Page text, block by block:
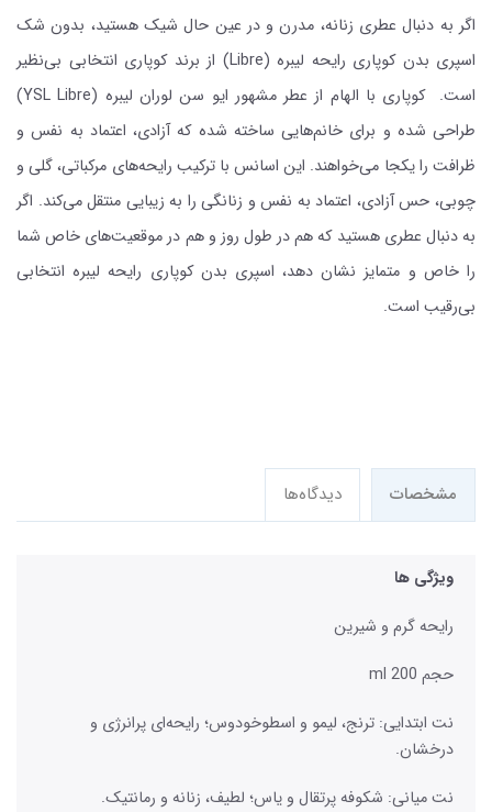
اگر به دنبال عطری زنانه، مدرن و در عین حال شیک هستید، بدون شک
اسپری بدن کوپاری رایحه لیبره (Libre) از برند کوپاری انتخابی بی‌نظیر
است. کوپاری با الهام از عطر مشهور ایو سن لوران لیبره (YSL Libre)
طراحی شده و برای خانم‌هایی ساخته شده که آزادی، اعتماد به نفس و
ظرافت را یکجا می‌خواهند. این اسانس با ترکیب رایحه‌های مرکباتی، گلی و
چوبی، حس آزادی، اعتماد به نفس و زنانگی را به زیبایی منتقل می‌کند. اگر
به دنبال عطری هستید که هم در طول روز و هم در موقعیت‌های خاص شما
را خاص و متمایز نشان دهد، اسپری بدن کوپاری رایحه لیبره انتخابی
بی‌رقیب است.
مشخصات دیدگاه‌ها
ویژگی ها
رایحه گرم و شیرین
حجم 200 ml
نت ابتدایی: ترنج، لیمو و اسطوخودوس؛ رایحه‌ای پرانرژی و
درخشان.
نت میانی: شکوفه پرتقال و یاس؛ لطیف، زنانه و رمانتیک.